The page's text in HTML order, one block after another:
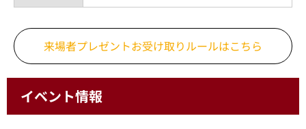
来場者プレゼントお受け取りルールはこちら
イベント情報